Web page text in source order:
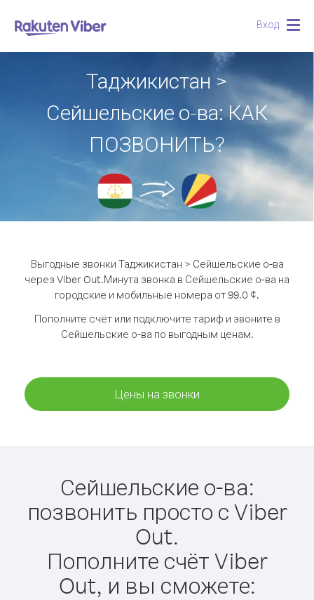
Вход
Таджикистан >
Сейшельские о-ва: КАК
ПОЗВОНИТЬ?
Выгодные звонки Таджикистан > Сейшельские о-ва
через Viber Out.Минута звонка в Сейшельские о-ва на
городские и мобильные номера от 99.0 ¢.
Пополните счёт или подключите тариф и звоните в
Сейшельские о-ва по выгодным ценам.
Цены на звонки
Сейшельские о-ва:
позвонить просто с Viber
Out.
Пополните счёт Viber
Out, и вы сможете: